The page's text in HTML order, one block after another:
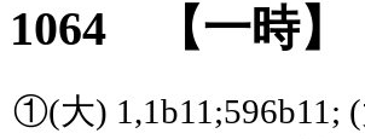
1064 【一時】
①(大) 1,1b11 ;596b11 ;